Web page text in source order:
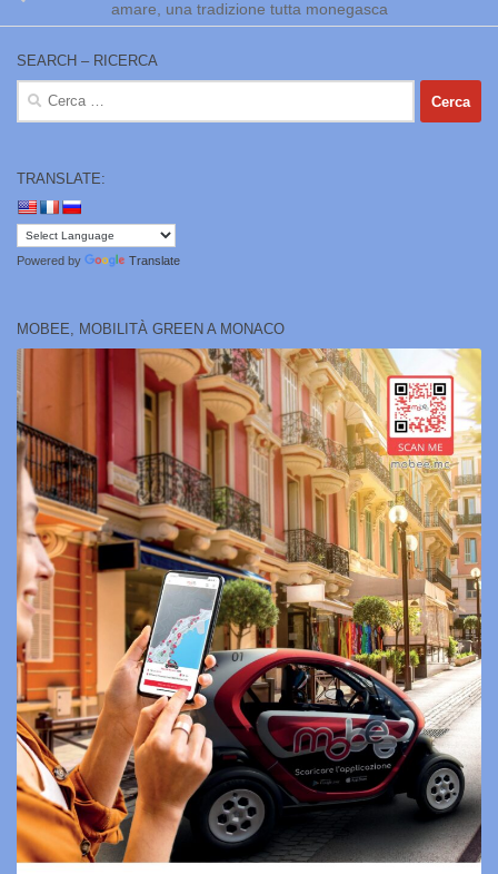
amare, una tradizione tutta monegasca
SEARCH – RICERCA
Ricerca
TRANSLATE:
Powered by Translate
MOBEE, MOBILITÀ GREEN A MONACO